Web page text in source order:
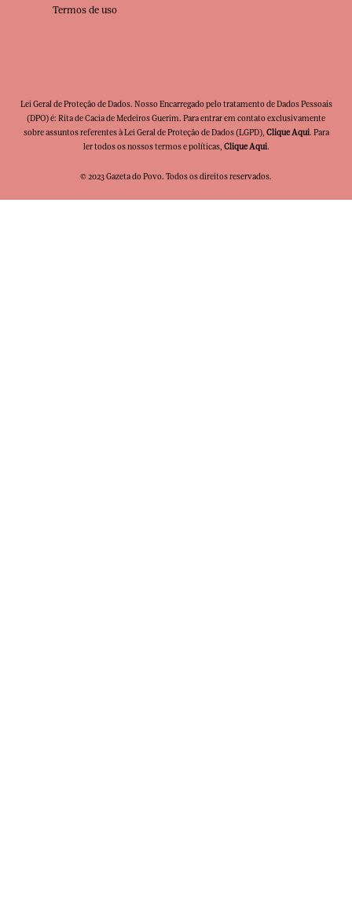
Termos de uso
Lei Geral de Proteção de Dados. Nosso Encarregado pelo tratamento de Dados Pessoais
(DPO) é: Rita de Cacia de Medeiros Guerim. Para entrar em contato exclusivamente
sobre assuntos referentes à Lei Geral de Proteção de Dados (LGPD), Clique Aqui. Para
ler todos os nossos termos e políticas, Clique Aqui.
© 2023 Gazeta do Povo. Todos os direitos reservados.